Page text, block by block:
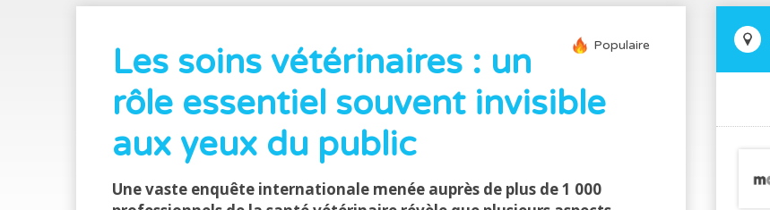
Populaire
Les soins vétérinaires : un
rôle essentiel souvent invisible
aux yeux du public
Une vaste enquête internationale menée auprès de plus de 1 000